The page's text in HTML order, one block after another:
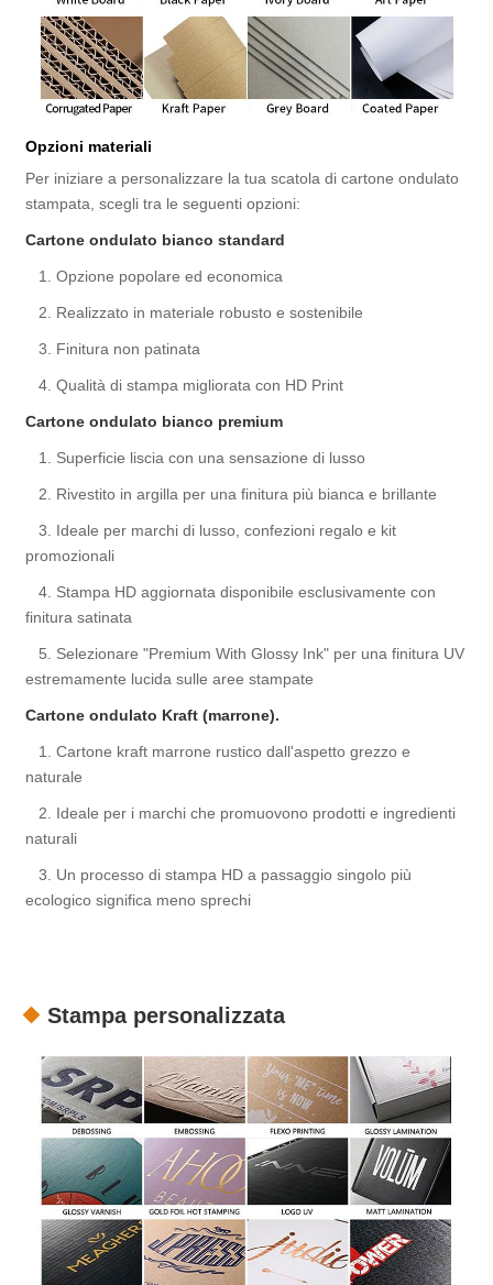
Opzioni materiali
Per iniziare a personalizzare la tua scatola di cartone ondulato
stampata, scegli tra le seguenti opzioni:
Cartone ondulato bianco standard
1. Opzione popolare ed economica
2. Realizzato in materiale robusto e sostenibile
3. Finitura non patinata
4. Qualità di stampa migliorata con HD Print
Cartone ondulato bianco premium
1. Superficie liscia con una sensazione di lusso
2. Rivestito in argilla per una finitura più bianca e brillante
3. Ideale per marchi di lusso, confezioni regalo e kit
promozionali
4. Stampa HD aggiornata disponibile esclusivamente con
finitura satinata
5. Selezionare "Premium With Glossy Ink" per una finitura UV
estremamente lucida sulle aree stampate
Cartone ondulato Kraft (marrone).
1. Cartone kraft marrone rustico dall'aspetto grezzo e
naturale
2. Ideale per i marchi che promuovono prodotti e ingredienti
naturali
3. Un processo di stampa HD a passaggio singolo più
ecologico significa meno sprechi
Stampa personalizzata